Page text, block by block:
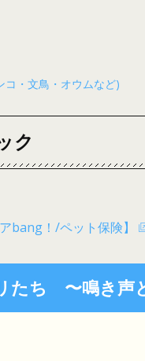
コ・文鳥・オウムなど)
ク
bang！/ペット保険】
たち 〜鳴き声